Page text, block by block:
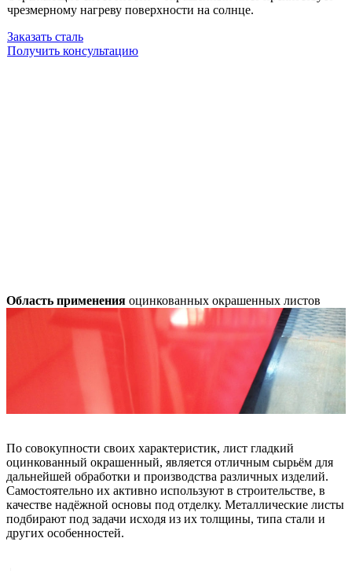
чрезмерному нагреву поверхности на солнце.
Заказать сталь
Получить консультацию
Область применения оцинкованных окрашенных листов
По совокупности своих характеристик, лист гладкий
оцинкованный окрашенный, является отличным сырьём для
дальнейшей обработки и производства различных изделий.
Самостоятельно их активно используют в строительстве, в
качестве надёжной основы под отделку. Металлические листы
подбирают под задачи исходя из их толщины, типа стали и
других особенностей.